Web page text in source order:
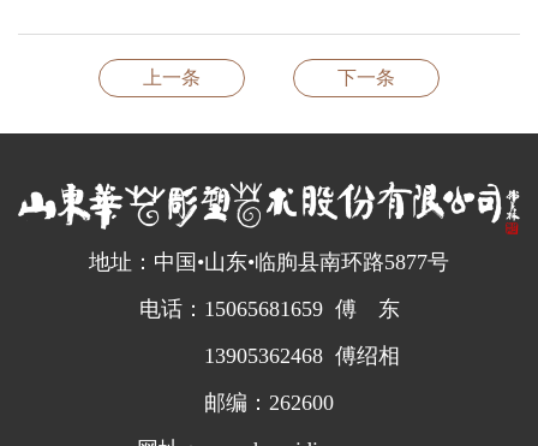
上一条 下一条
地址：中国•山东•临朐县南环路5877号
电话：15065681659 傅 东
13905362468 傅绍相
邮编：262600